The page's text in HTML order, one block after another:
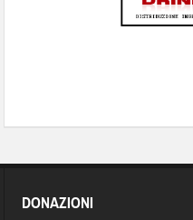
DONAZIONI